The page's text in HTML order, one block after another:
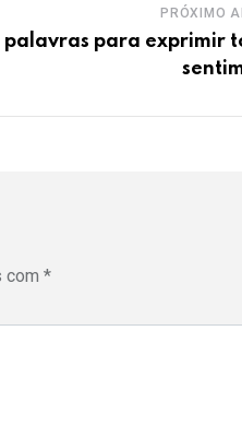
PRÓXIMO
palavras para exprimir
com *